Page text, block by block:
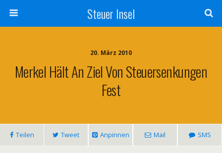
Steuer Insel
20. März 2010
Merkel Hält An Ziel Von Steuersenkungen
Fest
Teilen Tweet Anpinnen Mail SMS